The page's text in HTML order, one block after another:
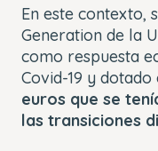
En este contexto,
Generation de la
como respuesta
Covid-19 y dotado
euros que se
las transiciones